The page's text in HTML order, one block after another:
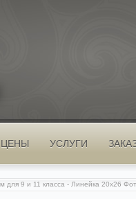
ЦЕНЫ УСЛУГИ
для 9 и 11 класса - Линейка 20x26